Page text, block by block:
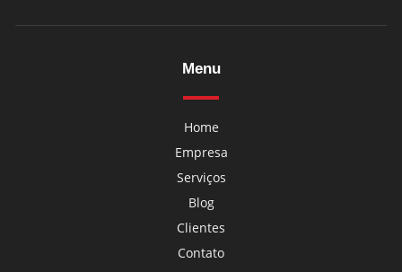
Menu
Home
Empresa
Serviços
Blog
Clientes
Contato